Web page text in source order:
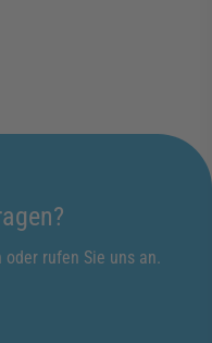
rufen Sie uns an.